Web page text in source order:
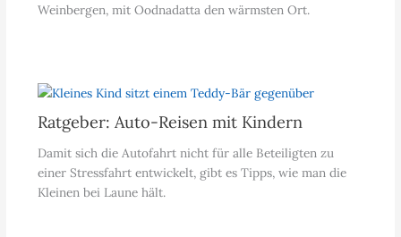
Weinbergen, mit Oodnadatta den wärmsten Ort.
Ratgeber: Auto-Reisen mit Kindern
Damit sich die Autofahrt nicht für alle Beteiligten zu
einer Stressfahrt entwickelt, gibt es Tipps, wie man die
Kleinen bei Laune hält.